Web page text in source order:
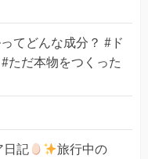
てどんな成分？ #ド
ただ本物をつくった
日記
旅行中の